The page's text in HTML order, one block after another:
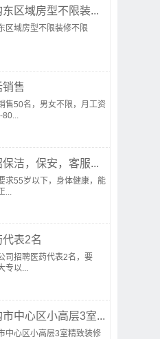
东区域房型不限装...
区域房型不限装修不限
销售
售50名，男女不限，月工资
80...
保洁，保安，客服...
求55岁以下，身体健康，能
...
代表2名
司招聘医药代表2名，要
专以...
市中心区小高层3室...
中心区小高层3室精致装修